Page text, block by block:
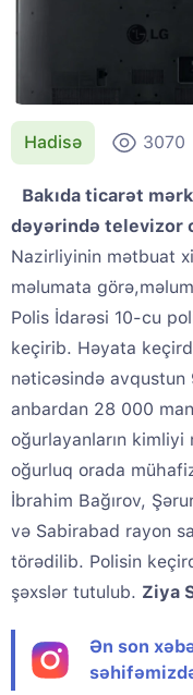
Hadisə 3070
Bakıda ticarət
dəyərində televizor
Nazirliyinin mətbuat
məlumata
Polis İdarəsi 10-cu
keçirib. Həyata
nəticəsində avqustun
anbardan 28 000
oğurlayanların
oğurluq orada
İbrahim Bağırov,
və Sabirabad rayon
törədilib. Polisin
şəxslər tutulub. Ziya
Ən son